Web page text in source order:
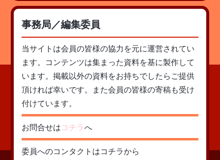
事務局／編集委員
当サイトは会員の皆様の協力を元に運営されてい
ます。コンテンツは集まった資料を基に製作して
います。掲載以外の資料をお持ちでしたらご提供
頂ければ幸いです。また会員の皆様の寄稿も受け
付けています。
お問合せは コチラへ
委員へのコンタクトはコチラから